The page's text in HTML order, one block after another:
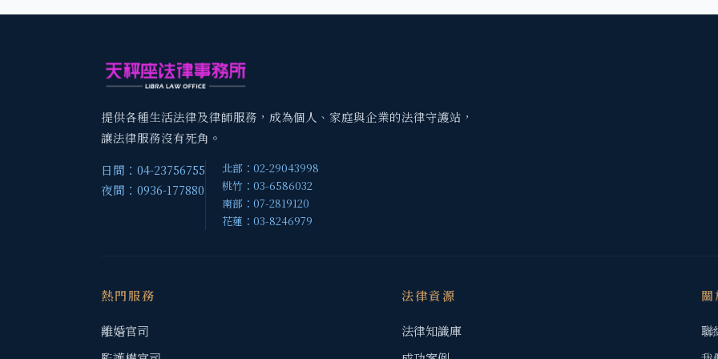
提供各種生活法律及律師服務，成為個人、家庭與企業的法律守護站，
讓法律服務沒有死角。
日間：04-23756755
夜間：0936-177880
北部：02-29043998
桃竹：03-6586032
南部：07-2819120
花蓮：03-8246979
熱門服務
離婚官司
法律資源
法律知識庫
關
聯